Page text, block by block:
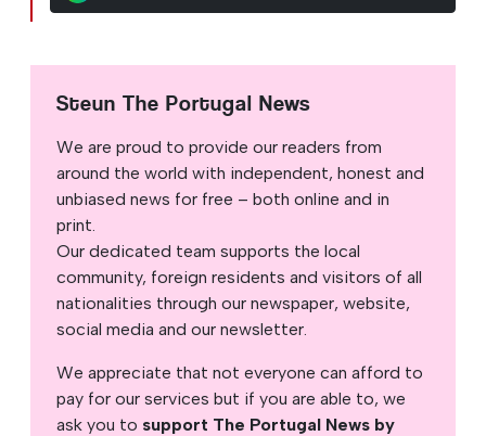
Steun The Portugal News
We are proud to provide our readers from
around the world with independent, honest and
unbiased news for free – both online and in
print.
Our dedicated team supports the local
community, foreign residents and visitors of all
nationalities through our newspaper, website,
social media and our newsletter.
We appreciate that not everyone can afford to
pay for our services but if you are able to, we
ask you to support The Portugal News by